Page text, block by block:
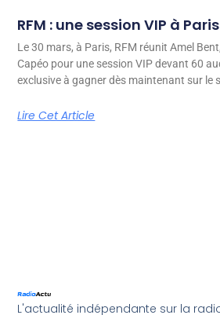
RFM : une session VIP à Paris
Le 30 mars, à Paris, RFM réunit Amel
Capéo pour une session VIP devant 60
exclusive à gagner dès maintenant sur le
Lire Cet Article
L'actualité indépendante sur la